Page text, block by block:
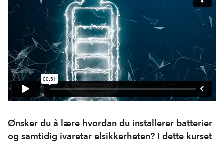
Ønsker du å lære hvordan du installerer batterier
og samtidig ivaretar elsikkerheten? I dette kurset